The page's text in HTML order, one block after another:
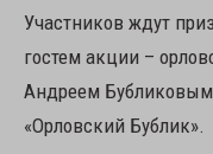
Участников ждут
гостем акции –
Андреем
«Орловский Бублик».